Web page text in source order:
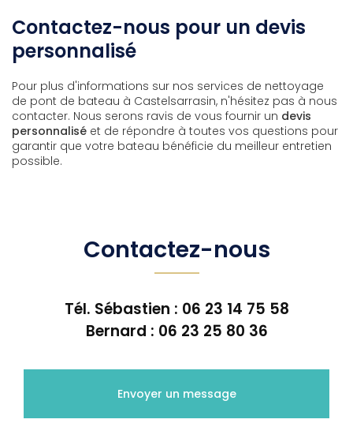
Contactez-nous pour un devis
personnalisé
Pour plus d'informations sur nos services de nettoyage
de pont de bateau à Castelsarrasin, n'hésitez pas à nous
contacter. Nous serons ravis de vous fournir un devis
personnalisé et de répondre à toutes vos questions pour
garantir que votre bateau bénéficie du meilleur entretien
possible.
Contactez-nous
Tél. Sébastien : 06 23 14 75 58
Bernard : 06 23 25 80 36
Envoyer un message